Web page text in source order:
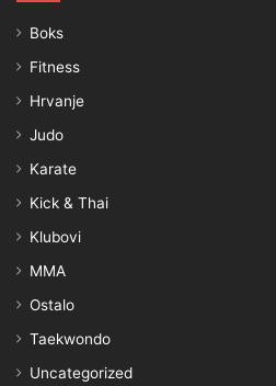
Boks
Fitness
Hrvanje
Judo
Karate
Kick & Thai
Klubovi
MMA
Ostalo
Taekwondo
Uncategorized